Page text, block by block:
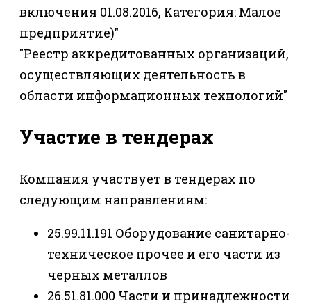
включения 01.08.2016, Категория: Малое
предприятие)"
"Реестр аккредитованных организаций,
осуществляющих деятельность в
области информационных технологий"
Участие в тендерах
Компания участвует в тендерах по
следующим направлениям:
25.99.11.191 Оборудование санитарно-
техническое прочее и его части из
черных металлов
26.51.81.000 Части и принадлежности